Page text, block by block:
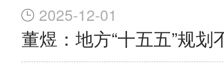
2025-12-01
董煜：地方“十五五”规